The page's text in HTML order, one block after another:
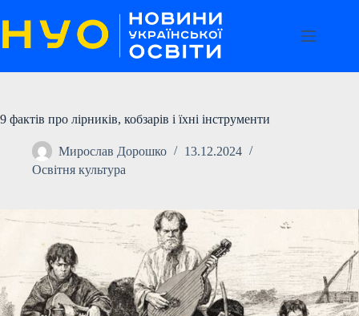
до
вмісту
9 фактів про лірників, кобзарів і їхні інструменти
Мирослав Дорошко
13.12.2024
Освітня культура